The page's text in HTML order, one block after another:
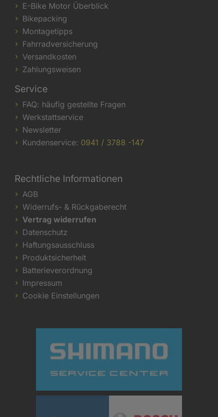
E-Bike Motor Überblick
Bikepacking
Montagetipps
Fahrradversicherung
Versandkosten
Zahlungsweisen
Service
FAQ: häufig gestellte Fragen
Werkstattservice
Newsletter
Kundenservice: 0941 / 3788 -147
Rechtliche Informationen
AGB
Widerrufs- & Rückgaberecht
Vertrag widerrufen
Datenschutz
Haftungsausschluss
Produktsicherheit
Batterieverordnung
Impressum
Cookie Einstellungen